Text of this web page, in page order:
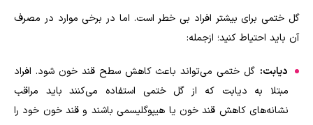
گل ختمی برای بیشتر افراد بی خطر است. اما در برخی موارد در مصرف
آن باید احتیاط کنید؛ ازجمله:
دیابت: گل ختمی می‌تواند باعث کاهش سطح قند خون شود. افراد
مبتلا به دیابت که از گل ختمی استفاده می‌کنند باید مراقب
نشانه‌های کاهش قند خون یا هیپوگلیسمی باشند و قند خون خود را